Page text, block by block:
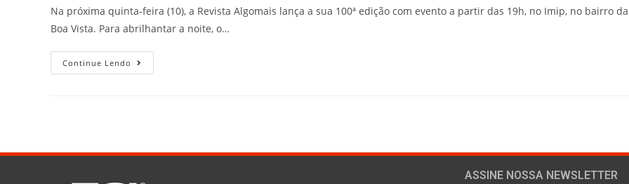
Na próxima quinta-feira (10), a Revista Algomais lança a sua 100ª edição com evento a partir das 19h, no Imip, no bairro da
Boa Vista. Para abrilhantar a noite, o…
Continue Lendo
ASSINE NOSSA NEWSLETTER